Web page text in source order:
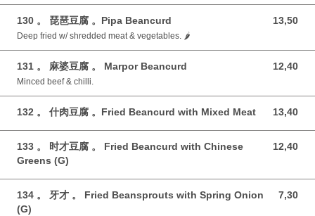
130 。 琵琶豆腐 。Pipa Beancurd 13,50
13,50 GBP
Deep fried w/ shredded meat & vegetables. 🌶️
131 。 麻婆豆腐 。 Marpor Beancurd 12,40
12,40 GBP
Minced beef & chilli.
132 。 什肉豆腐 。Fried Beancurd with Mixed Meat 13,40
13,40 GBP
133 。 时才豆腐 。 Fried Beancurd with Chinese
Greens (G)
12,40
12,40 GBP
134 。 牙才 。 Fried Beansprouts with Spring Onion
(G)
7,30
7,30 GBP